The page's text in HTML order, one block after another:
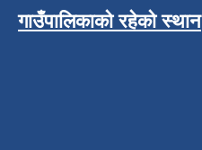
गाउँपालिकाको रहेको स्थान